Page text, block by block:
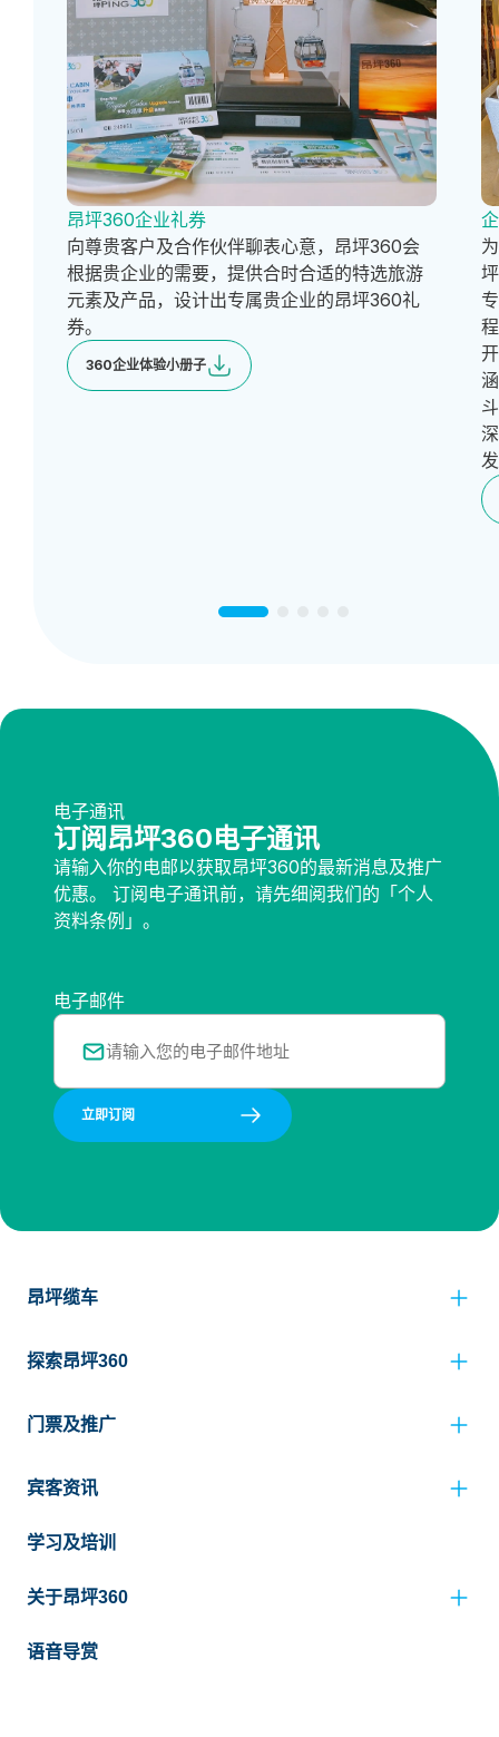
昂坪360企业礼券
向尊贵客户及合作伙伴聊表心意，昂坪360会
根据贵企业的需要，提供合时合适的特选旅游
元素及产品，设计出专属贵企业的昂坪360礼
券。
360企业体验小册子
电子通讯
订阅昂坪360电子通讯
请输入你的电邮以获取昂坪360的最新消息及推广
优惠。 订阅电子通讯前，请先细阅我们的「个人
资料条例」。
电子邮件
立即订阅
昂坪缆车
探索昂坪360
门票及推广
宾客资讯
学习及培训
关于昂坪360
语音导赏